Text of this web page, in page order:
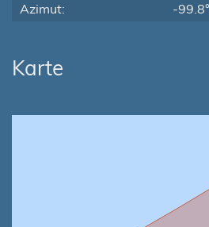
Azimut:
-99.8°
Karte